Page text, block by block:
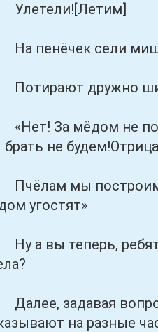
пенёчек сели
дружно
За мёдом не
не
мы построим
угостят»
а вы теперь,
задавая
на разные